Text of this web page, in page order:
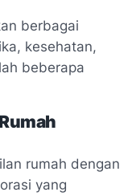
berbagai
kesehatan,
beberapa
rumah dengan
yang